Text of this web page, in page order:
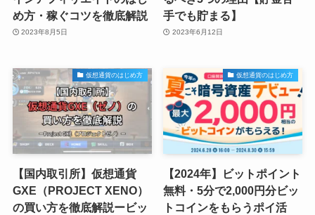
め方・稼ぐコツを徹底解説
2023年8月5日
手でも貯まる】
2023年6月12日
仮想通貨のはじめ方
【国内取引所】仮想通貨
GXE（PROJECT XENO）
の買い方を徹底解説ービッ
仮想通貨のはじめ方
【2024年】ビットポイント
無料・5分で2,000円分ビッ
トコインをもらうポイ活